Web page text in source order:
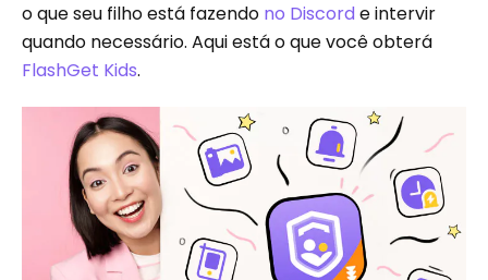
o que seu filho está fazendo no Discord e intervir
quando necessário. Aqui está o que você obterá
FlashGet Kids.